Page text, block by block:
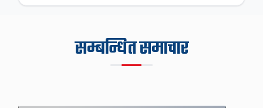
सम्बन्धित समाचार